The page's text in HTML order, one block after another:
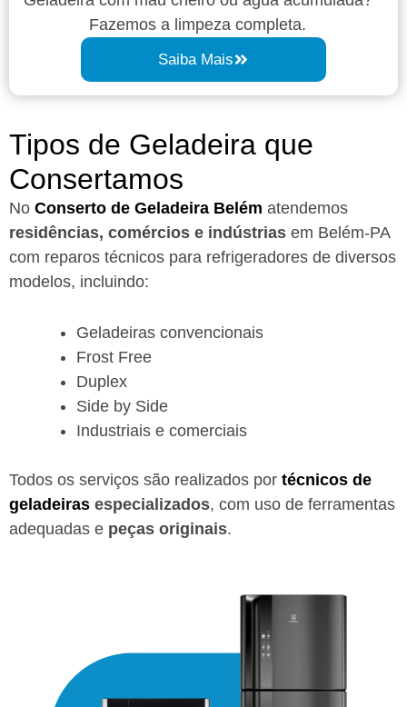
Fazemos a limpeza completa.
Saiba Mais
Tipos de Geladeira que
Consertamos
No Conserto de Geladeira Belém atendemos
residências, comércios e indústrias em Belém-PA
com reparos técnicos para refrigeradores de diversos
modelos, incluindo:
Geladeiras convencionais
Frost Free
Duplex
Side by Side
Industriais e comerciais
Todos os serviços são realizados por técnicos de
geladeiras especializados, com uso de ferramentas
adequadas e peças originais.